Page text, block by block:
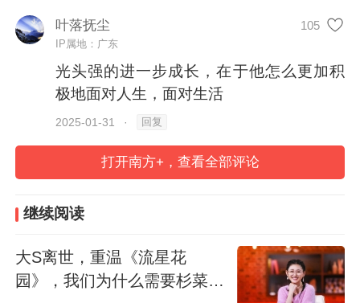
节档史上最强IP。“观众让你感动的部分”“碰
到的最资深观众是什么样的”……采访一开
始，记者就着《熊出没》这12年，连问几个
问题。
“还蛮多的，好多，这种也特别多，
时最先提到的字眼。
12年中，可以有太多巨变。当年看它的孩
观众。没有娃的成年人，也不用再借个娃去
看“熊出没”了，他们开始大大方方承认，对
叶落抚尘 105
IP属地：广东
光头强的进一步成长，在于他怎么更加积
极地面对人生，面对生活
2025-01-31 · 回复
打开南方+，查看全部评论
继续阅读
大S离世，重温《流星花
园》，我们为什么需要杉菜